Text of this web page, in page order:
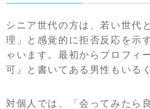
シニア世代の方は、若い世代
理」と感覚的に拒否反応を示
ゃいます。最初からプロフィ
可』と書いてある男性もいる
対個人では、「会ってみたら